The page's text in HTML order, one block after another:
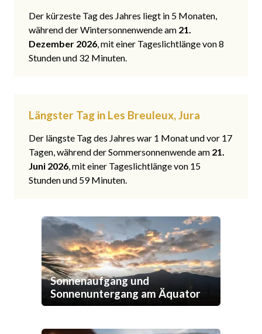
Der kürzeste Tag des Jahres liegt in 5 Monaten,
während der Wintersonnenwende am 21.
Dezember 2026, mit einer Tageslichtlänge von 8
Stunden und 32 Minuten.
Längster Tag in Les Breuleux, Jura
Der längste Tag des Jahres war 1 Monat und vor 17
Tagen, während der Sommersonnenwende am 21.
Juni 2026, mit einer Tageslichtlänge von 15
Stunden und 59 Minuten.
Sonnenaufgang und
Sonnenuntergang am Äquator